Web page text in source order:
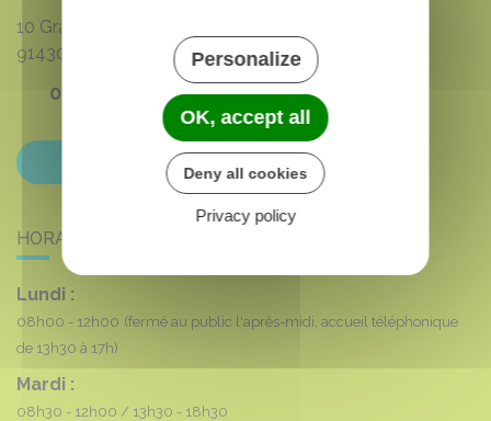
10 Grande rue du 8 mai 1945
91430
VAUHALLAN
01 69 35 53 00
Contactez-nous
HORAIRES DE LA MAIRIE
Lundi :
08h00 - 12h00 (fermé au public l'après-midi, accueil téléphonique
de 13h30 à 17h)
Mardi :
08h30 - 12h00 13h30 - 18h30
Personalize
OK, accept all
Deny all cookies
Privacy policy